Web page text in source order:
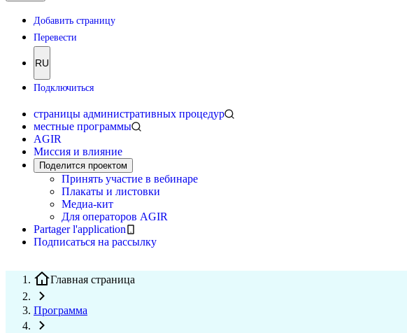
Добавить страницу
Перевести
RU
Подключиться
страницы административных процедур
местные программы
AGIR
Миссия и влияние
Поделится проектом
Принять участие в вебинаре
Плакаты и листовки
Медиа-кит
Для операторов AGIR
Partager l'application
Подписаться на рассылку
Главная страница
Программа